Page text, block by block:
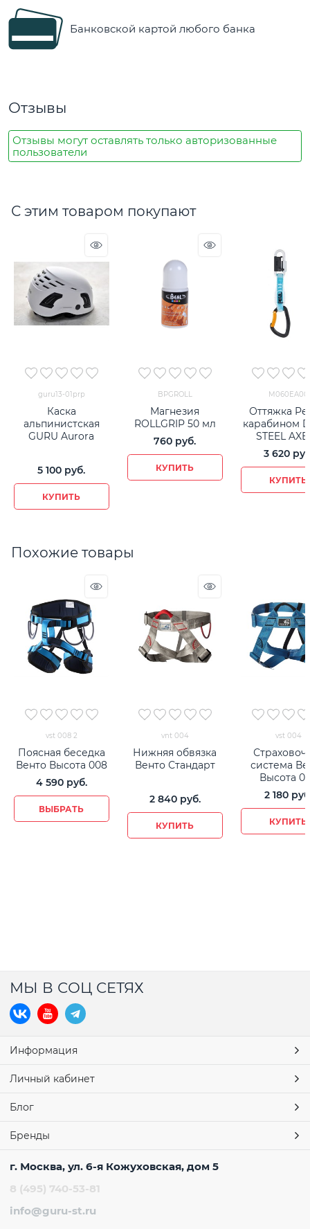
Банковской картой любого банка
Отзывы
Отзывы могут оставлять только авторизованные
пользователи
С этим товаром покупают
guru13-01prp
Каска
альпинистская
GURU Aurora
5 100 руб.
КУПИТЬ
BPGROLL
Магнезия
ROLLGRIP 50 мл
760 руб.
КУПИТЬ
M060EA00
Оттяжка
карабином
STEEL
3 620
КУПИТЬ
Похожие товары
vst 008 2
Поясная беседка
Венто Высота 008
4 590 руб.
ВЫБРАТЬ
vnt 004
Нижняя обвязка
Венто Стандарт
2 840 руб.
КУПИТЬ
vst 004
система
Высота
2 180
КУПИТЬ
МЫ В СОЦ СЕТЯХ
Информация
Личный кабинет
Блог
Бренды
г. Москва, ул. 6-я Кожуховская, дом 5
8 (495) 740-53-81
info@guru-st.ru